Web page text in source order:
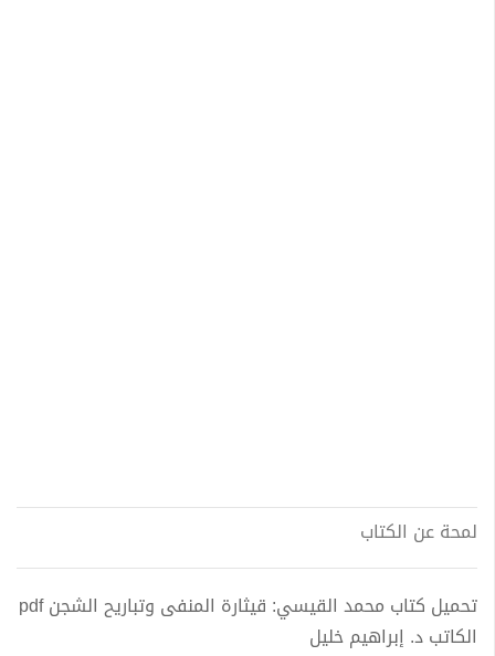
لمحة عن الكتاب
تحميل كتاب محمد القيسي: قيثارة المنفى وتباريح الشجن pdf
الكاتب د. إبراهيم خليل